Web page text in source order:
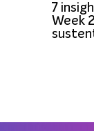
7
Week